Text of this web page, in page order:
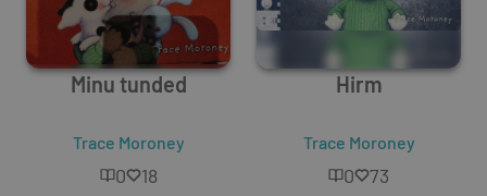
Minu tunded
Trace Moroney
0 18
Hirm
Trace Moroney
0 73